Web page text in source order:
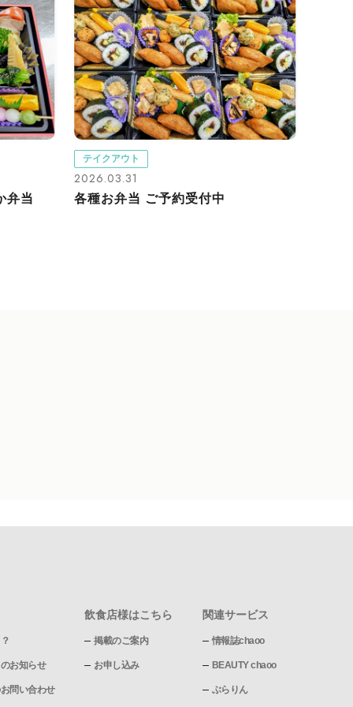
弁当
テイクアウト
2026.03.31
各種お弁当 ご予約受付中
お知らせ
問い合わせ
飲食店様はこちら
掲載のご案内
お申し込み
関連サービス
情報誌chaoo
BEAUTY chaoo
ぶらりん